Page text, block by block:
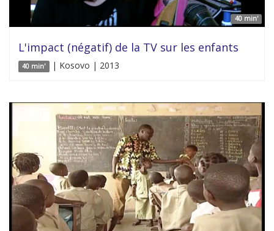
40 min'
L'impact (négatif) de la TV sur les enfants
40 min' | Kosovo | 2013